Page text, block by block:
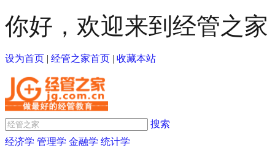
你好，欢迎来到经管之家
设为首页 | 经管之家首页 | 收藏本站
搜索
经济学 管理学 金融学 统计学